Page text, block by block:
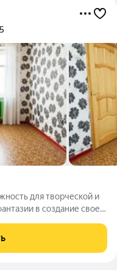
для творческой и
в создание своей
3-комнатнaя